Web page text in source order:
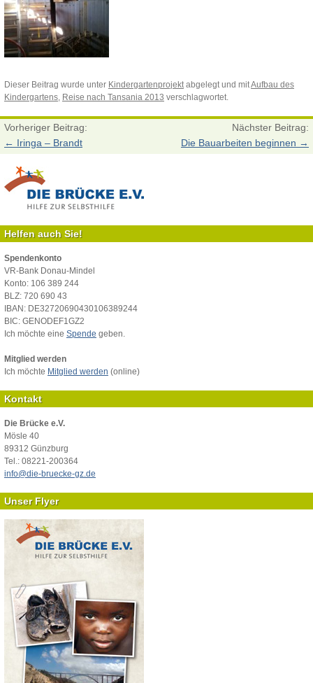
Dieser Beitrag wurde unter Kindergartenprojektabgelegt und mitAufbau des
Kindergartens, Reise nach Tansania 2013 verschlagwortet.
Vorheriger Beitrag:
← Iringa – Brandt
Nächster Beitrag:
Die Bauarbeiten beginnen →
Helfen auch Sie!
Spendenkonto
VR-Bank Donau-Mindel
Konto: 106 389 244
BLZ: 720 690 43
IBAN: DE32720690430106389244
BIC: GENODEF1GZ2
Ich möchte eine Spende geben.
Mitglied werden
Ich möchte Mitglied werden (online)
Kontakt
Die Brücke e.V.
Mösle 40
89312 Günzburg
Tel.: 08221-200364
info@die-bruecke-gz.de
Unser Flyer